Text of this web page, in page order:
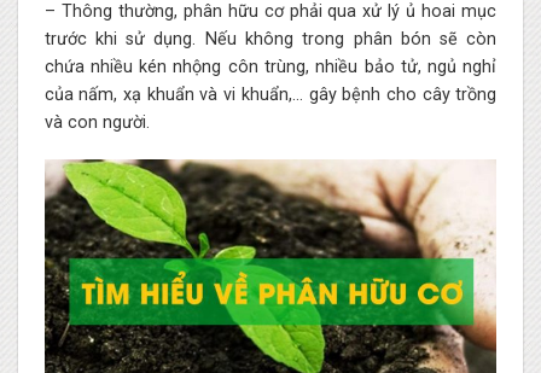
– Thông thường, phân hữu cơ phải qua xử lý ủ hoai mục
trước khi sử dụng. Nếu không trong phân bón sẽ còn
chứa nhiều kén nhộng côn trùng, nhiều bảo tử, ngủ nghỉ
của nấm, xạ khuẩn và vi khuẩn,… gây bệnh cho cây trồng
và con người.